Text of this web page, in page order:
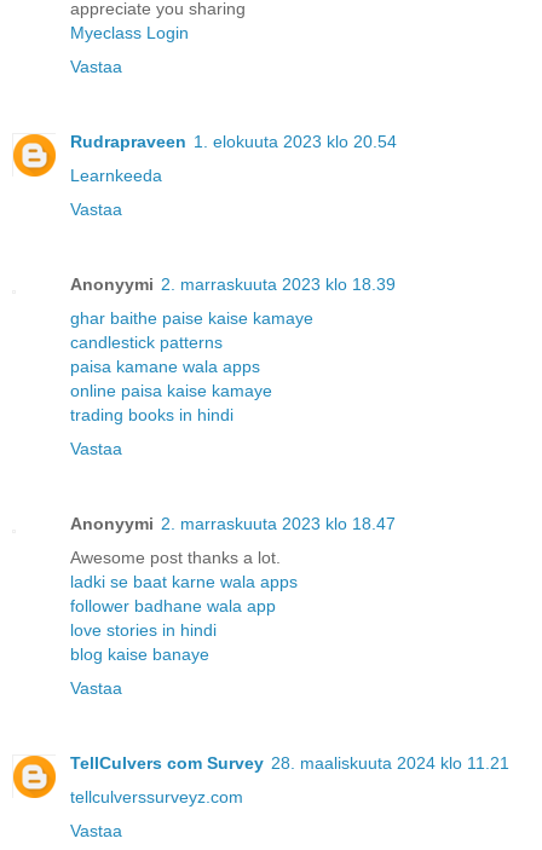
appreciate you sharing
Myeclass Login
Vastaa
Rudrapraveen 1. elokuuta 2023 klo 20.54
Learnkeeda
Vastaa
Anonyymi 2. marraskuuta 2023 klo 18.39
ghar baithe paise kaise kamaye
candlestick patterns
paisa kamane wala apps
online paisa kaise kamaye
trading books in hindi
Vastaa
Anonyymi 2. marraskuuta 2023 klo 18.47
Awesome post thanks a lot.
ladki se baat karne wala apps
follower badhane wala app
love stories in hindi
blog kaise banaye
Vastaa
TellCulvers com Survey 28. maaliskuuta 2024 klo 11.21
tellculverssurveyz.com
Vastaa